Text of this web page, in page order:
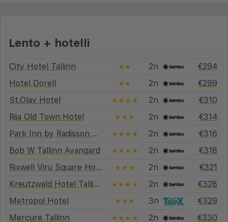
Lento + hotelli
City Hotel Tallinn ★★ 2n
€294
Hotel Dorell
★★ 2n
€299
St.Olav Hotel
★★★★ 2n
€310
Rija Old Town Hotel
★★★ 2n
€314
Park Inn by Radisson Meriton Conference & Spa Hotel Tallinn
★★★★ 2n
€316
Bob W Tallinn Avangard
★★★★ 2n
€318
Rixwell Viru Square Hotel
★★★ 2n
€321
Kreutzwald Hotel Tallinn
★★★★ 2n
€328
Metropol Hotel
★★★ 3n
€329
Mercure Tallinn
★★★★ 2n €330